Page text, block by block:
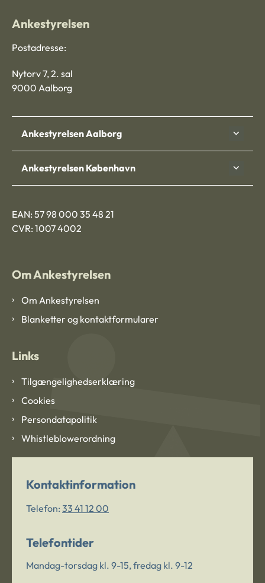
Ankestyrelsen
Postadresse:
Nytorv 7, 2. sal
9000 Aalborg
Ankestyrelsen Aalborg
Ankestyrelsen København
EAN: 57 98 000 35 48 21
CVR: 1007 4002
Om Ankestyrelsen
Om Ankestyrelsen
Blanketter og kontaktformularer
Links
Tilgængelighedserklæring
Cookies
Persondatapolitik
Whistleblowerordning
Kontaktinformation
Telefon: 33 41 12 00
Telefontider
Mandag-torsdag kl. 9-15, fredag kl. 9-12